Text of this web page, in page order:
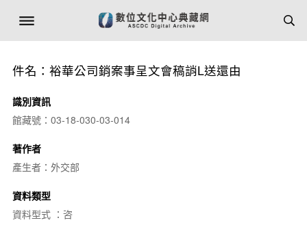
件名：裕華公司銷案事呈文會稿誚L送還由
識別資訊
館藏號：03-18-030-03-014
著作者
產生者：外交部
資料類型
資料型式 ：咨